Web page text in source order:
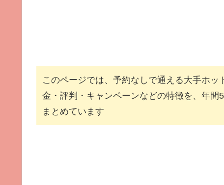
このページでは、予約なしで通える大手ホッ
金・評判・キャンペーンなどの特徴を、年間
まとめています